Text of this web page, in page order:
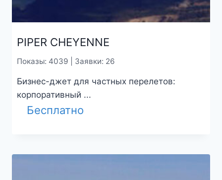
PIPER CHEYENNE
Показы: 4039 | Заявки: 26
Бизнес-джет для частных перелетов:
корпоративный ...
Бесплатно